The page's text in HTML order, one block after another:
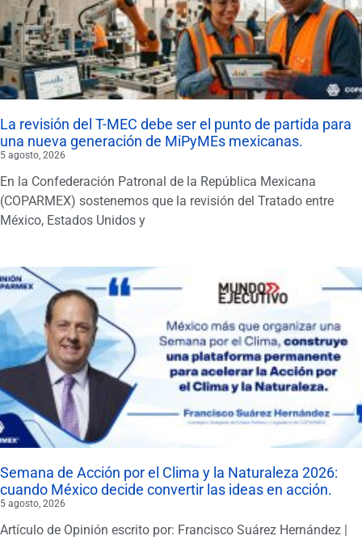
La revisión del T-MEC debe ser el punto de partida para
una nueva generación de MiPyMEs mexicanas.
5 agosto, 2026
En la Confederación Patronal de la República Mexicana
(COPARMEX) sostenemos que la revisión del Tratado entre
México, Estados Unidos y
Semana de Acción por el Clima y la Naturaleza 2026:
cuando México decide convertir las ideas en acción.
5 agosto, 2026
Artículo de Opinión escrito por: Francisco Suárez Hernández |